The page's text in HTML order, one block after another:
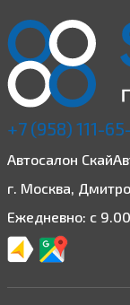
+7 (958) 111-
Автосалон
г. Москва,
Ежедневно: с